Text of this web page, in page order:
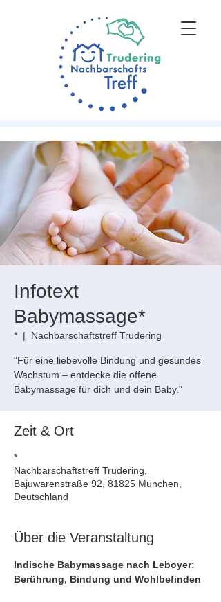
Infotext
Babymassage*
*
  |
Nachbarschaftstreff Trudering
"Für eine liebevolle Bindung und gesundes
Wachstum – entdecke die offene
Babymassage für dich und dein Baby."
Zeit & Ort
*
Nachbarschaftstreff Trudering,
Bajuwarenstraße 92, 81825 München,
Deutschland
Über die Veranstaltung
Indische Babymassage nach Leboyer:
Berührung, Bindung und Wohlbefinden